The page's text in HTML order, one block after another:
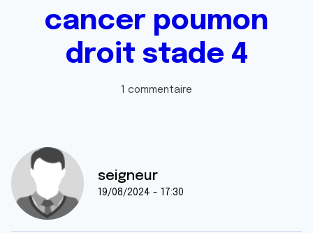
cancer poumon
droit stade 4
1 commentaire
seigneur
19/08/2024 - 17:30